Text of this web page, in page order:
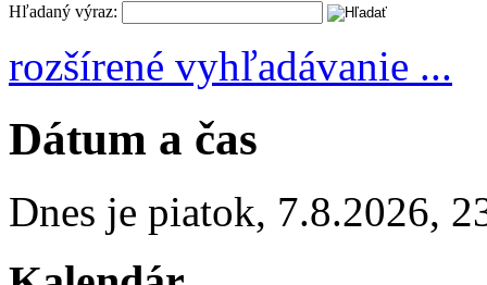
Hľadaný výraz:
rozšírené vyhľadávanie ...
Dátum a čas
Dnes je piatok, 7.8.2026,